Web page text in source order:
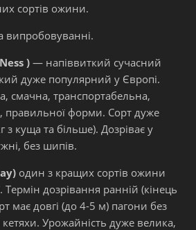
сортів ожини.
випробовуванні.
)— напіввиткий сучасний
дуже популярний у Європі.
смачна, транспортабельна,
правильної форми. Сорт дуже
куща та більше). Дозріває у
без шипів.
один з кращих сортів ожини
Термін дозрівання ранній (кінець
має довгі (до 4-5 м) пагони без
кетяхи. Урожайність дуже велика,